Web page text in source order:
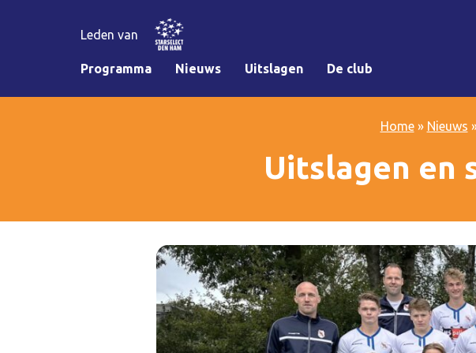
Leden van
Programma Nieuws Uitslagen De club
Home» Nieuws
Uitslagen en